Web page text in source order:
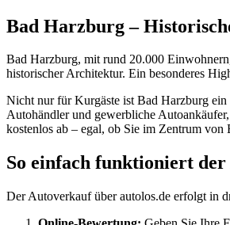
Bad Harzburg –
Bad Harzburg, mit rund 20.000
historischer Architektur. Ein besonderes
Nicht nur für Kurgäste ist Bad Harzburg ein
Autohändler und gewerbliche
kostenlos ab – egal, ob Sie im Zentrum
So einfach funktioniert
Der Autoverkauf über autolos.de erfolgt in